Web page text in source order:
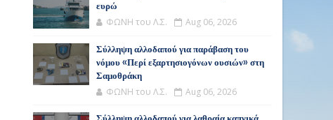
ευρώ
ΦΩΝΗ του Λ.Σ. Aug 06, 2026
Σύλληψη αλλοδαπού για παράβαση του
νόμου «Περί εξαρτησιογόνων ουσιών» στη
Σαμοθράκη
ΦΩΝΗ του Λ.Σ. Aug 06, 2026